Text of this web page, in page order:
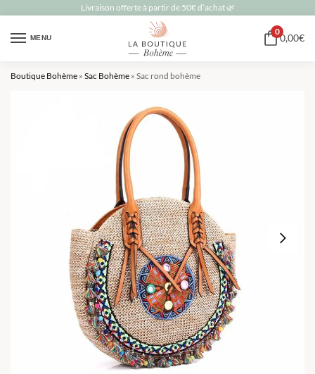
Livraison offerte à partir de 50€ d’achat 🌿
MENU
0
0,00€
Boutique Bohème » Sac Bohème » Sac rond bohème